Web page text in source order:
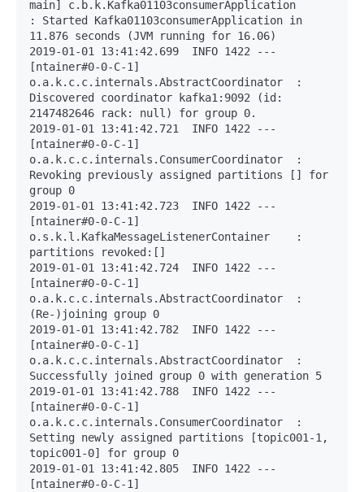
main] c.b.k.Kafka01103consumerApplication
: Started Kafka01103consumerApplication in
11.876 seconds (JVM running for 16.06)
2019-01-01 13:41:42.699  INFO 1422 ---
[ntainer#0-0-C-1]
o.a.k.c.c.internals.AbstractCoordinator  :
Discovered coordinator kafka1:9092 (id:
2147482646 rack: null) for group 0.
2019-01-01 13:41:42.721  INFO 1422 ---
[ntainer#0-0-C-1]
o.a.k.c.c.internals.ConsumerCoordinator  :
Revoking previously assigned partitions [] for
group 0
2019-01-01 13:41:42.723  INFO 1422 ---
[ntainer#0-0-C-1]
o.s.k.l.KafkaMessageListenerContainer    :
partitions revoked:[]
2019-01-01 13:41:42.724  INFO 1422 ---
[ntainer#0-0-C-1]
o.a.k.c.c.internals.AbstractCoordinator  :
(Re-)joining group 0
2019-01-01 13:41:42.782  INFO 1422 ---
[ntainer#0-0-C-1]
o.a.k.c.c.internals.AbstractCoordinator  :
Successfully joined group 0 with generation 5
2019-01-01 13:41:42.788  INFO 1422 ---
[ntainer#0-0-C-1]
o.a.k.c.c.internals.ConsumerCoordinator  :
Setting newly assigned partitions [topic001-1,
topic001-0] for group 0
2019-01-01 13:41:42.805  INFO 1422 ---
[ntainer#0-0-C-1]